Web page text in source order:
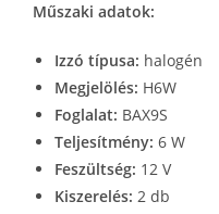
Műszaki adatok:
Izzó típusa: halogén
Megjelölés: H6W
Foglalat: BAX9S
Teljesítmény: 6 W
Feszültség: 12 V
Kiszerelés: 2 db